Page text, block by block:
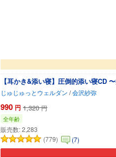
【耳かき&添い寝】圧倒的添い寝CD
じゅじゅっとウェルダン /会沢紗弥
990 円 1,320 円
全年齢
販売数:2,283
(779)
(7)